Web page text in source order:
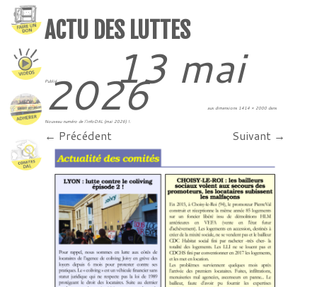
ACTU DES LUTTES
Publié 13 mai
2026 aux dimensions 1414 × 2000 dans
Nouveau numéro de l’infoDAL (mai 2026) !.
← Précédent Suivant →